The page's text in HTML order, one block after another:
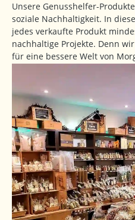
Unsere Genusshelfer-
soziale Nachhaltigkeit. In
jedes verkaufte Produkt
nachhaltige Projekte. Denn
für eine bessere Welt von